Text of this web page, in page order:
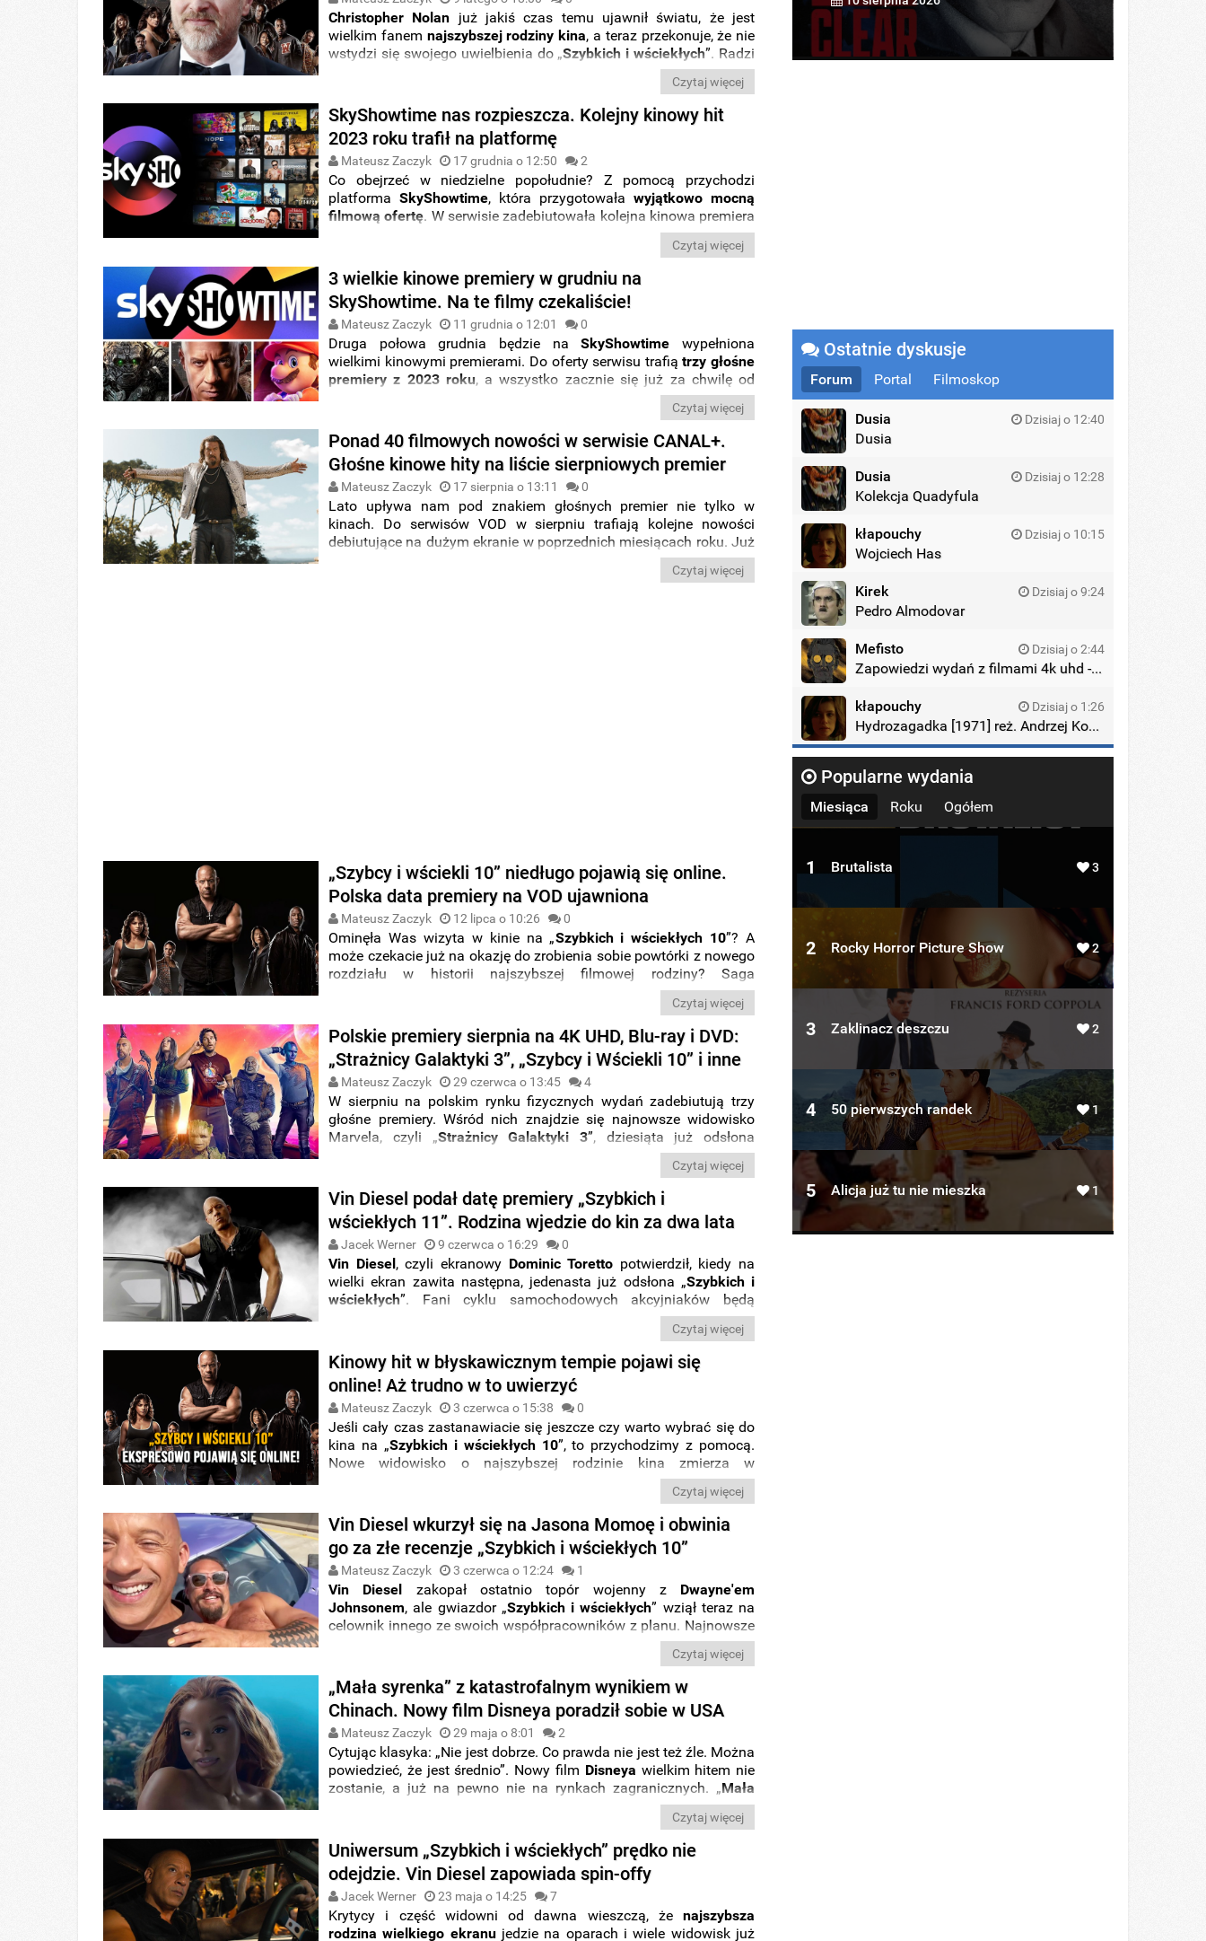
Christopher Nolan już jakiś czas temu ujawnił światu, że jest
wielkim fanem najszybszej rodziny kina, a teraz przekonuje, że nie
wstydzi się swojego uwielbienia do „Szybkich i wściekłych”. Radzi
też, od której części najlepiej zacząć przygodę z serią.
Czytaj więcej
SkyShowtime nas rozpieszcza. Kolejny kinowy hit
2023 roku trafił na platformę
Mateusz Zaczyk 17 grudnia o 12:50 2
Co obejrzeć w niedzielne popołudnie? Z pomocą przychodzi
platformaSkyShowtime, która przygotowaławyjątkowo mocną
filmową ofertę. W serwisie zadebiutowała kolejna kinowa premiera
, a nie jest to wcale ostatni z głośnych debiutów przed
Czytaj więcej
3 wielkie kinowe premiery w grudniu na
SkyShowtime. Na te filmy czekaliście!
Mateusz Zaczyk 11 grudnia o 12:01 0
Druga połowa grudnia będzie naSkyShowtime wypełniona
wielkimi kinowymi premierami. Do oferty serwisu trafią trzy głośne
premiery z 2023 roku, a wszystko zacznie się już za chwilę od
”. Co jeszcze będzie
Czytaj więcej
Ponad 40 filmowych nowości w serwisie CANAL+.
Głośne kinowe hity na liście sierpniowych premier
Mateusz Zaczyk 17 sierpnia o 13:11 0
Lato upływa nam pod znakiem głośnych premier nie tylko w
kinach. Do serwisów VOD w sierpniu trafiają kolejne nowości
debiutujące na dużym ekranie w poprzednich miesiącach roku. Już
teraz można sięgnąć po superbohaterskie produkcje „Strażnicy
Spider-Man: Poprzez multiwersum”. Ponadto w
Czytaj więcej
„Szybcy i wściekli 10” niedługo pojawią się online.
Polska data premiery na VOD ujawniona
Mateusz Zaczyk 12 lipca o 10:26 0
Ominęła Was wizyta w kinie na „Szybkich i wściekłych 10”? A
może czekacie już na okazję do zrobienia sobie powtórki z nowego
rozdziału w historii najszybszej filmowej rodziny? Saga
Doma i jego familii nie długo zawita do
Czytaj więcej
Polskie premiery sierpnia na 4K UHD, Blu-ray i DVD:
„Strażnicy Galaktyki 3”, „Szybcy i Wściekli 10” i inne
Mateusz Zaczyk 29 czerwca o 13:45 4
W sierpniu na polskim rynku fizycznych wydań zadebiutują trzy
głośne premiery. Wśród nich znajdzie się najnowsze widowisko
Marvela, czyli „Strażnicy Galaktyki 3”, dziesiąta już odsłona
” oraz animowana
”. DystrybutorGalapagos
przygotował także edycje płytowe z drugim sezonem serialu „
lotos”. Poznajcie szczegółową rozpiskę premier.
Czytaj więcej
Vin Diesel podał datę premiery „Szybkich i
wściekłych 11”. Rodzina wjedzie do kin za dwa lata
Jacek Werner 9 czerwca o 16:29 0
Vin Diesel, czyli ekranowyDominic Toretto potwierdził, kiedy na
wielki ekran zawita następna, jedenasta już odsłona „Szybkich i
wściekłych”. Fani cyklu samochodowych akcyjniaków będą
Czytaj więcej
Kinowy hit w błyskawicznym tempie pojawi się
online! Aż trudno w to uwierzyć
Mateusz Zaczyk 3 czerwca o 15:38 0
Jeśli cały czas zastanawiacie się jeszcze czy warto wybrać się do
kina na „Szybkich i wściekłych 10”, to przychodzimy z pomocą.
Nowe widowisko o najszybszej rodzinie kina zmierza w
, więc może warto
przygody Doma i jego
familii w domowym zaciszu?
Czytaj więcej
Vin Diesel wkurzył się na Jasona Momoę i obwinia
go za złe recenzje „Szybkich i wściekłych 10”
Mateusz Zaczyk 3 czerwca o 12:24 1
Vin Diesel zakopał ostatnio topór wojenny z Dwayne'em
Johnsonem, ale gwiazdor „Szybkich i wściekłych” wziął teraz na
celownik innego ze swoich współpracowników z planu. Najnowsze
złości się naJasona
kiepskie recenzje dziesiątej części.
Czytaj więcej
„Mała syrenka” z katastrofalnym wynikiem w
Chinach. Nowy film Disneya poradził sobie w USA
Mateusz Zaczyk 29 maja o 8:01 2
Cytując klasyka: „Nie jest dobrze. Co prawda nie jest też źle. Można
powiedzieć, że jest średnio”. Nowy film Disneya wielkim hitem nie
zostanie, a już na pewno nie na rynkach zagranicznych. „Mała
, ale wChinach
Czytaj więcej
Uniwersum „Szybkich i wściekłych” prędko nie
odejdzie. Vin Diesel zapowiada spin-offy
Jacek Werner 23 maja o 14:25 7
Krytycy i część widowni od dawna wieszczą, żenajszybsza
rodzina wielkiego ekranujedzie na oparach i wiele widowisk już
Ostatnie dyskusje
Forum Portal Filmoskop
Dusia Dzisiaj o 12:40
Dusia
Dusia Dzisiaj o 12:28
Kolekcja Quadyfula
kłapouchy Dzisiaj o 10:15
Wojciech Has
Kirek Dzisiaj o 9:24
Pedro Almodovar
Mefisto Dzisiaj o 2:44
Zapowiedzi wydań z filmami 4k uhd - zagraniczne wydania
kłapouchy Dzisiaj o 1:26
Hydrozagadka [1971] reż. Andrzej Kondratiuk
Popularne wydania
Miesiąca Roku Ogółem
1 Brutalista 3
2 Rocky Horror Picture Show 2
3 Zaklinacz deszczu 2
4 50 pierwszych randek 1
5 Alicja już tu nie mieszka 1